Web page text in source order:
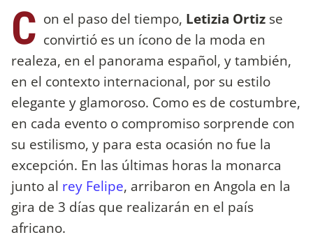
C on el paso del tiempo, Letizia Ortiz se
convirtió es un ícono de la moda en
realeza, en el panorama español, y también,
en el contexto internacional, por su estilo
elegante y glamoroso. Como es de costumbre,
en cada evento o compromiso sorprende con
su estilismo, y para esta ocasión no fue la
excepción. En las últimas horas la monarca
junto al rey Felipe, arribaron en Angola en la
gira de 3 días que realizarán en el país
africano.